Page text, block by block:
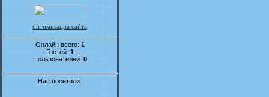
оптимизация сайта
Онлайн всего: 1
Гостей: 1
Пользователей: 0
Нас посетили: